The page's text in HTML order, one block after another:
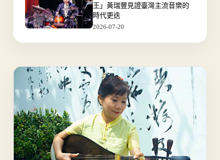
王」黃瑞豐見證臺灣主流音樂的
時代更迭
2026-07-20